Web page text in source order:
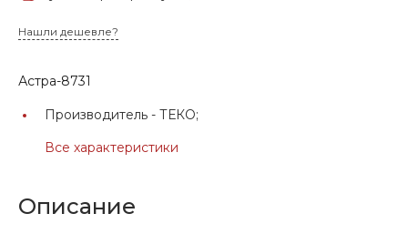
Нашли дешевле?
Астра-8731
Производитель - ТЕКО;
Все характеристики
Описание